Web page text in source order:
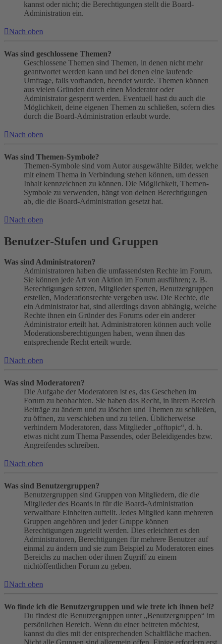
kannst oder nicht; die Berechtigungen stellt die Board-
Administration ein.
Nach oben
Was sind geschlossene Themen?
Geschlossene Themen sind Themen, in denen nicht mehr
geantwortet werden kann und bei denen eine laufende
Umfrage, falls vorhanden, beendet wurde. Themen können
aus vielen Gründen durch einen Moderator oder
Administrator gesperrt werden. Eventuell hast du auch die
Möglichkeit, deine eigenen Themen zu schließen, sofern dies
durch die Board-Administration erlaubt wurde.
Nach oben
Was sind Themen-Symbole?
Themen-Symbole sind vom Autor ausgewählte Bilder, welche
mit einem Thema in Verbindung stehen können, um dessen
Inhalt kennzeichnen zu können. Die Möglichkeit, Themen-
Symbole zu verwenden, hängt von deinen Berechtigungen
ab, die die Board-Administration gesetzt hat.
Nach oben
Benutzer-Stufen und Gruppen
Was sind Administratoren?
Administratoren haben die umfassendsten Rechte im Forum.
Sie können jede Art von Aktion im Forum ausführen; z. B.
Berechtigungen setzen, Mitglieder sperren, Benutzergruppen
erstellen, Moderationsrechte vergeben usw. Die Rechte, die
ein Administrator hat, sind allerdings davon abhängig, welche
Rechte ihnen ein Gründer des Forums oder ein anderer
Administrator erteilt hat. Administratoren können auch volle
Moderationsberechtigungen haben, wenn ihnen das
entsprechende Recht erteilt wurde.
Nach oben
Was sind Moderatoren?
Die Aufgabe der Moderatoren ist es, das Geschehen im
Forum zu beobachten. Sie haben das Recht, in ihrem Bereich
Beiträge zu ändern und zu löschen und Themen zu schließen,
zu öffnen, zu verschieben und zu teilen. Üblicherweise
verhindern Moderatoren, dass Mitglieder „offtopic“, d. h.
etwas nicht zum Thema Passendes, oder Beleidigendes bzw.
Angreifendes schreiben.
Nach oben
Was sind Benutzergruppen?
Benutzergruppen sind Gruppen von Mitgliedern, die die
Mitglieder des Boards in für die Board-Administration
verwaltbare Einheiten aufteilt. Jedes Mitglied kann mehreren
Gruppen angehören und jeder Gruppe können
Berechtigungen zugeteilt werden. Dies erleichtert es den
Administratoren, Berechtigungen für mehrere Benutzer auf
einmal zu ändern und sie zum Beispiel zu Moderatoren eines
Bereichs zu machen oder ihnen Zugriff zu einem
nichtöffentlichen Forum zu geben.
Nach oben
Wo finde ich die Benutzergruppen und wie trete ich ihnen bei?
Du findest die Benutzergruppen unter „Benutzergruppen“ im
persönlichen Bereich. Wenn du einer beitreten möchtest,
kannst du dies mit der entsprechenden Schaltfläche machen.